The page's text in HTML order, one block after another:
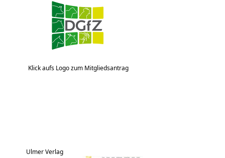
Klick aufs Logo zum Mitgliedsantrag
Ulmer Verlag